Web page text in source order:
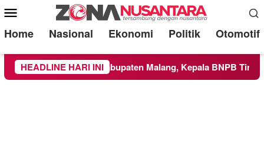
Mobile
Menu
Home Nasional Ekonomi Politik Otomotif
HEADLINE HARI INI
ke Wilayah Kabupaten Malang, Kepala BNPB Tinjau